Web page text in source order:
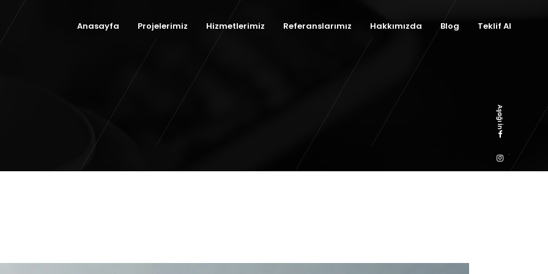
Anasayfa Projelerimiz Hizmetlerimiz Referanslarımız Hakkımızda Blog Teklif Al
Aşağı İn